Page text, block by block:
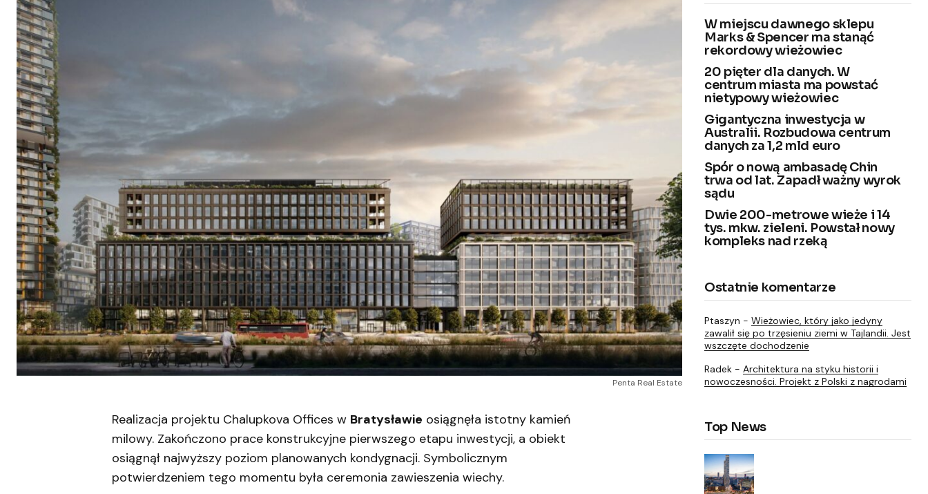
Penta Real Estate
Realizacja projektu Chalupkova Offices w Bratysławie osiągnęła istotny kamień
milowy. Zakończono prace konstrukcyjne pierwszego etapu inwestycji, a obiekt
osiągnął najwyższy poziom planowanych kondygnacji. Symbolicznym
potwierdzeniem tego momentu była ceremonia zawieszenia wiechy.
W miejscu dawnego sklepu
Marks & Spencer ma stanąć
rekordowy wieżowiec
20 pięter dla danych. W
centrum miasta ma powstać
nietypowy wieżowiec
Gigantyczna inwestycja w
Australii. Rozbudowa centrum
danych za 1,2 mld euro
Spór o nową ambasadę Chin
trwa od lat. Zapadł ważny wyrok
sądu
Dwie 200-metrowe wieże i 14
tys. mkw. zieleni. Powstał nowy
kompleks nad rzeką
Ostatnie komentarze
Ptaszyn - Wieżowiec, który jako jedyny
zawalił się po trzęsieniu ziemi w Tajlandii. Jest
wszczęte dochodzenie
Radek - Architektura na styku historii i
nowoczesności. Projekt z Polski z nagrodami
Top News